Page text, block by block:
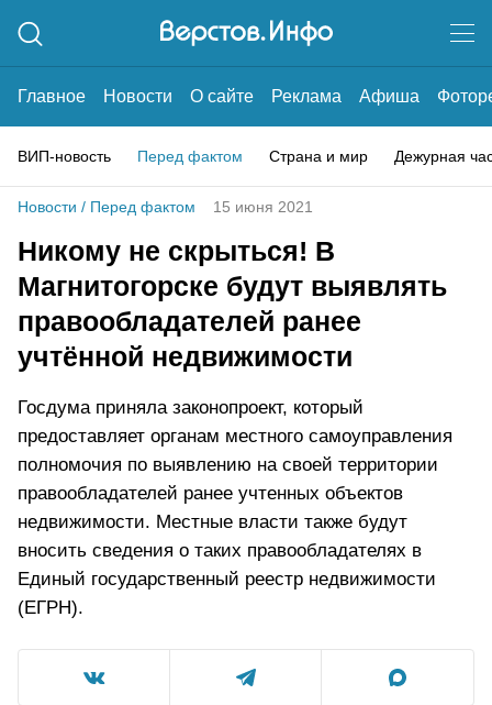
Главное Новости О сайте Реклама Афиша
ВИП-новость Перед фактом Страна и мир Дежурная
Новости / Перед фактом 15 июня 2021
Никому не скрыться! В
Магнитогорске будут выявлять
правообладателей ранее
учтённой недвижимости
Госдума приняла законопроект, который
предоставляет органам местного самоуправления
полномочия по выявлению на своей территории
правообладателей ранее учтенных объектов
недвижимости. Местные власти также будут
вносить сведения о таких правообладателях в
Единый государственный реестр недвижимости
(ЕГРН).